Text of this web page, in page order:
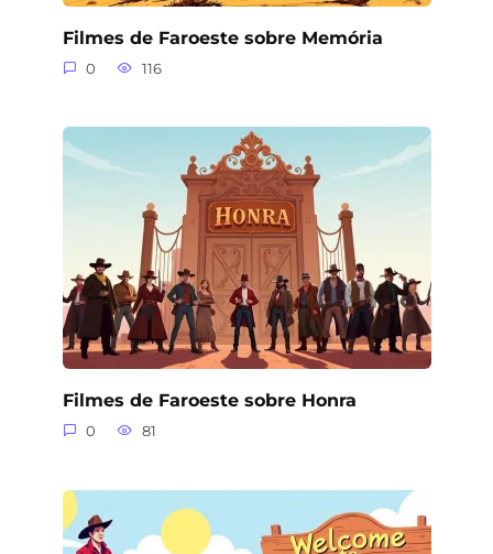
Filmes de Faroeste sobre Memória
0 116
Filmes de Faroeste sobre Honra
0 81